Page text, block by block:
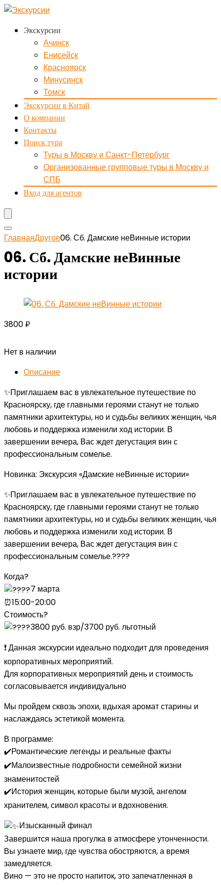
Экскурсии
Ачинск
Енисейск
Красноярск
Минусинск
Томск
Экскурсии в Китай
О компании
Контакты
Поиск тура
Туры в Москву и Санкт-Петербург
Организованные групповые туры в Москву и
СПБ
Вход для агентов
ГлавнаяДругое06. Сб. Дамские неВинные истории
06. Сб. Дамские неВинные
истории
3800₽
Нет в наличии
Описание
✨Приглашаем вас в увлекательное путешествие по
Красноярску, где главными героями станут не только
памятники архитектуры, но и судьбы великих женщин, чья
любовь и поддержка изменили ход истории. В
завершении вечера, Вас ждет дегустация вин с
профессиональным сомелье.
Новинка: Экскурсия «Дамские неВинные истории»
✨Приглашаем вас в увлекательное путешествие по
Красноярску, где главными героями станут не только
памятники архитектуры, но и судьбы великих женщин, чья
любовь и поддержка изменили ход истории. В
завершении вечера, Вас ждет дегустация вин с
профессиональным сомелье.????
Когда?
7 марта
⏰15:00-20:00
Стоимость?
3800 руб. взр/3700 руб. льготный
❗️ Данная экскурсии идеально подходит для проведения
корпоративных мероприятий.
Для корпоративных мероприятий день и стоимость
согласовывается индивидуально
Мы пройдем сквозь эпохи, вдыхая аромат старины и
наслаждаясь эстетикой момента.
В программе:
✔️Романтические легенды и реальные факты
✔️Малоизвестные подробности семейной жизни
знаменитостей
✔️История женщин, которые были музой, ангелом
хранителем, символ красоты и вдохновения.
Изысканный финал
Завершится наша прогулка в атмосфере утонченности.
Вы узнаете мир, где чувства обостряются, а время
замедляется.
Вино — это не просто напиток, это запечатленная в